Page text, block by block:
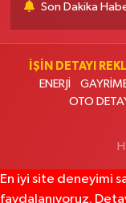
Göksun
Esentepe Mahallesi
KARŞISI,NECIP FAZIL
0 (212) 619 00 75
Önder Eczanesi
Son Dakika
İŞİN DETAYI
ENERJİ
OTO
En iyi site deneyimi
faydalanıyoruz.